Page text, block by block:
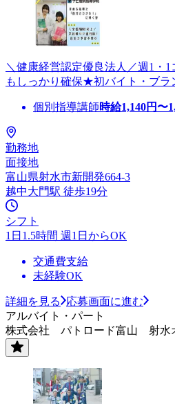
＼健康経営認定優良法人／週1・
もしっかり確保★初バイト・ブラ
個別指導講師時給1,140円〜
勤務地
面接地
富山県射水市新開発664-3
越中大門駅 徒歩19分
シフト
1日1.5時間 週1日からOK
交通費支給
未経験OK
詳細を見る
応募画面に進む
アルバイト・パート
株式会社 パトロード富山 射水